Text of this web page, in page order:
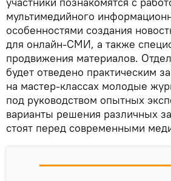
мультимедийного
особенностями создания
для онлайн-СМИ, а также
продвижения материалов.
будет отведено практическим
на мастер-классах молодые
под руководством опытных
варианты решения различных
стоят перед современными